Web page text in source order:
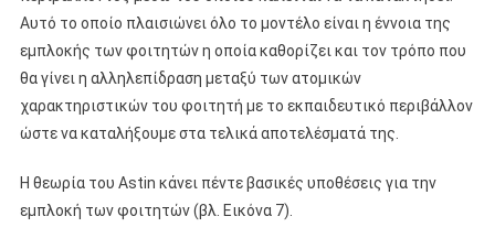
Αυτό το οποίο πλαισιώνει όλο το μοντέλο είναι η έννοια της
εμπλοκής των φοιτητών η οποία καθορίζει και τον τρόπο που
θα γίνει η αλληλεπίδραση μεταξύ των ατομικών
χαρακτηριστικών του φοιτητή με το εκπαιδευτικό περιβάλλον
ώστε να καταλήξουμε στα τελικά αποτελέσματά της.
Η θεωρία του Astin κάνει πέντε βασικές υποθέσεις για την
εμπλοκή των φοιτητών (βλ. Εικόνα 7).